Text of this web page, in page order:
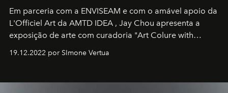
Em parceria com a ENVISEAM e com o amável apoio da
L'Officiel Art da AMTD IDEA , Jay Chou apresenta a
exposição de arte com curadoria "Art Colure with
19.12.2022 por SImone Vertua